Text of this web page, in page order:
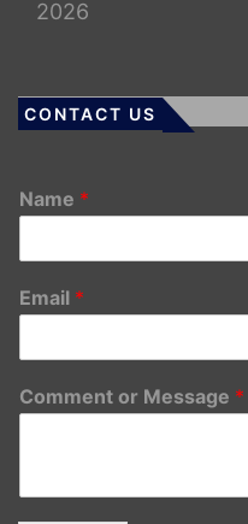
2026
CONTACT US
Name *
Email *
Comment or Message *